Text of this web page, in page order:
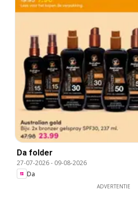
Da folder
27-07-2026- 09-08-2026
Da
ADVERTENTIE